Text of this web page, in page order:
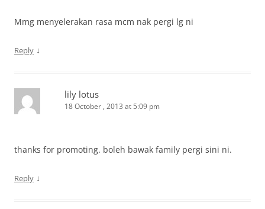
Mmg menyelerakan rasa mcm nak pergi lg ni
Reply ↓
lily lotus
18 October , 2013 at 5:09 pm
thanks for promoting. boleh bawak family pergi sini ni.
Reply ↓